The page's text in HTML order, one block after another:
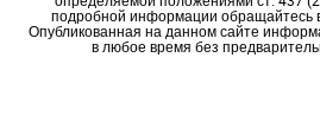
подробной информации обращайтесь в
Опубликованная на данном сайте
в любое время без